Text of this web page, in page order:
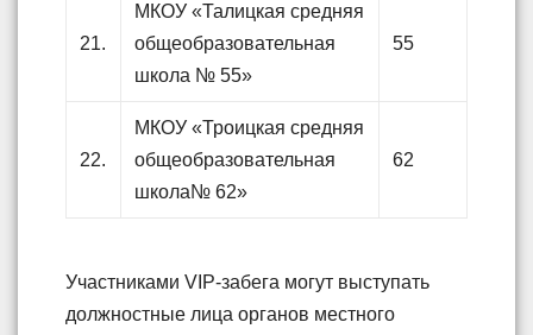
21.
МКОУ «Талицкая средняя
общеобразовательная
школа № 55»
55
22.
МКОУ «Троицкая средняя
общеобразовательная
школа№ 62»
62
Участниками VIP-забега могут выступать
должностные лица органов местного